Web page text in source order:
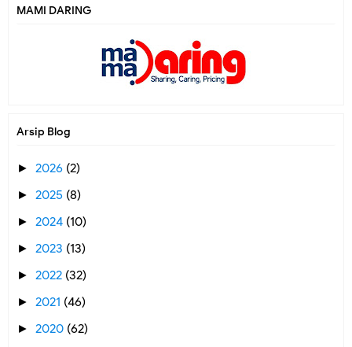
MAMI DARING
Arsip Blog
► 2026 (2)
► 2025 (8)
► 2024 (10)
► 2023 (13)
► 2022 (32)
► 2021 (46)
► 2020 (62)